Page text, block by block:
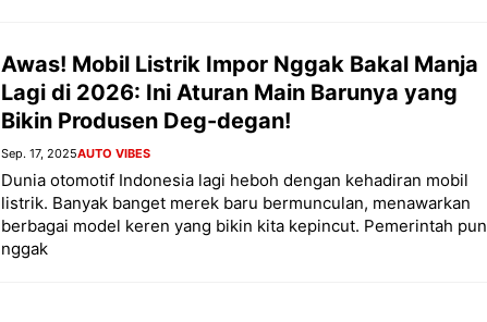
Awas! Mobil Listrik Impor Nggak Bakal Manja
Lagi di 2026: Ini Aturan Main Barunya yang
Bikin Produsen Deg-degan!
Sep. 17, 2025AUTO VIBES
Dunia otomotif Indonesia lagi heboh dengan kehadiran mobil
listrik. Banyak banget merek baru bermunculan, menawarkan
berbagai model keren yang bikin kita kepincut. Pemerintah pun
nggak